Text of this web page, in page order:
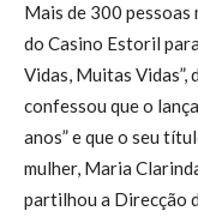
Mais de 300 pessoas
do Casino Estoril
Vidas, Muitas Vidas”,
confessou que o
anos” e que o seu
mulher, Maria
partilhou a Direcção